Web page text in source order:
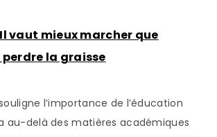
Il vaut mieux marcher que
la graisse
l’importance de l’éducation
au-delà des matières académiques